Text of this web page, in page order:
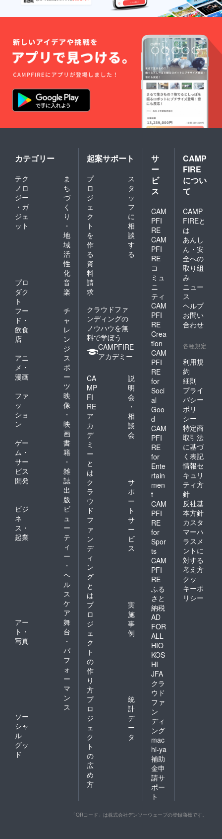
カテゴリー
テク
ノロ
ジー
・ガ
ジェ
ット
ま
ち
づ
く
り
・
地
域
活
性
化
プロ
ダク
ト
音
楽
フー
ド・
飲食
店
チ
ャ
レ
ン
ジ
アニ
メ・
漫画
ス
ポ
ー
ツ
ファ
ッ
ショ
ン
映
像
・
映
画
ゲー
ム・
サー
ビス
開発
書
籍
・
雑
誌
出
版
ビジ
ネ
ス・
起業
ビ
ュ
ー
テ
ィ
ー
・
ヘ
ル
ス
ケ
ア
アー
ト・
写真
舞
台
・
パ
フ
ォ
ー
マ
ン
ス
ソー
シャ
ル
グッ
ド
起案サポート
プ
ロ
ジ
ェ
ク
ト
を
作
る
ス
タ
ッ
フ
に
相
談
す
る
資
料
請
求
クラウドファ
ンディングの
ノウハウを無
料で学ぼう
CAMPFIRE
アカデミー
CA
MP
FI
RE
ア
カ
デ
ミ
ー
と
は
説
明
会
・
相
談
会
ク
ラ
ウ
ド
フ
ァ
ン
デ
ィ
ン
グ
と
は
サ
ポ
ー
ト
サ
ー
ビ
ス
プ
ロ
ジ
ェ
ク
ト
の
作
り
方
実
施
事
例
プ
ロ
ジ
ェ
ク
ト
の
広
め
方
統
計
デ
ー
タ
サ
ー
ビ
ス
CAM
PFI
RE
CAM
PFI
RE
コ
ミュ
ニ
ティ
CAM
PFI
RE
Crea
tion
CAM
PFI
RE
for
Soci
al
Goo
d
CAM
PFI
RE
for
Ente
rtain
men
t
CAM
PFI
RE
for
Spor
ts
CAM
PFI
RE
ふる
さと
納税
AD
FOR
ALL
HIO
KOS
HI
JFA
クラ
ウド
ファ
ン
ディ
ング
mac
hi-ya
補助
金申
請サ
ポー
ト
CAMP
FIRE
につい
て
CAMP
FIREと
は
あんし
ん・安
全への
取り組
み
ニュー
ス
ヘルプ
お問い
合わせ
各種規定
利用規
約
細則
プライ
バシー
ポリ
シー
特定商
取引法
に基づ
く表記
情報セ
キュリ
ティ方
針
反社基
本方針
カスタ
マーハ
ラスメ
ントに
対する
考え方
クッ
キーポ
リシー
「QRコード」は株式会社デンソーウェーブの登録商標です。